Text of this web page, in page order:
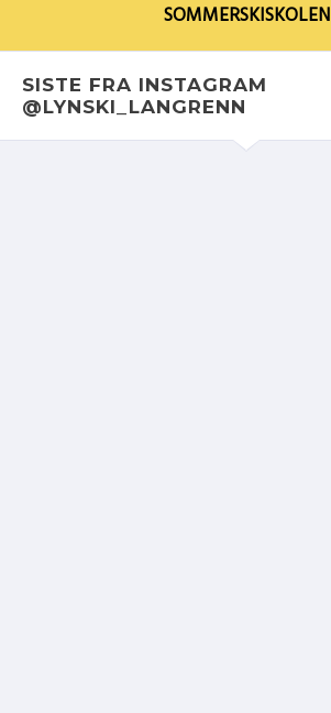
SOMMERSKISKOLEN
SISTE FRA INSTAGRAM
@LYNSKI_LANGRENN